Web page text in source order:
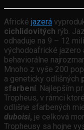
Africké jazerá
cichlidovitých rýb.
odhaduje na 9 – 12
východoafrické jazero
behaviorálne
Mnoho z vyše 200
a geneticky odlišných
sfarbení. Najlepším
Tropheus, v rámci
odlišne sfarbených
duboisi, je celková
Tropheusy sa hojne